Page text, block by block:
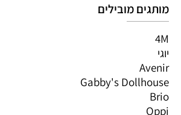
מותגים מובילים
4M
יוגי
Avenir
Gabby's Dollhouse
Brio
Oppi